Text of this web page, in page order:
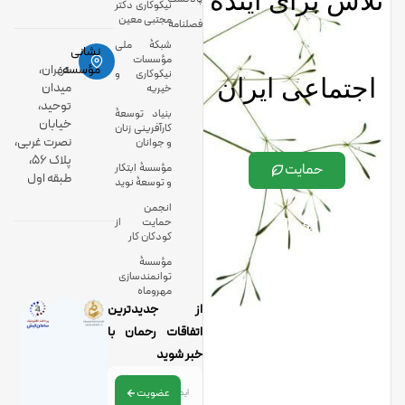
اجتماعی ایران
حمایت
فصلنامه
نیکوکاری دکتر
مجتبی معین
شبکۀ ملی
مؤسسات
نیکوکاری و
خیریه
بنیاد توسعۀ
کارآفرینی زنان
و جوانان
مؤسسۀ ابتکار
و توسعۀ نوید
انجمن
حمایت از
کودکان کار
مؤسسۀ
توانمندسازی
مهروماه
نشانی
مؤسسه:تهران،
میدان
توحید،
خیابان
نصرت غربی،
پلاک 56،
طبقه اول
از جدیدترین
اتفاقات رحمان با
خبر شوید
عضویت